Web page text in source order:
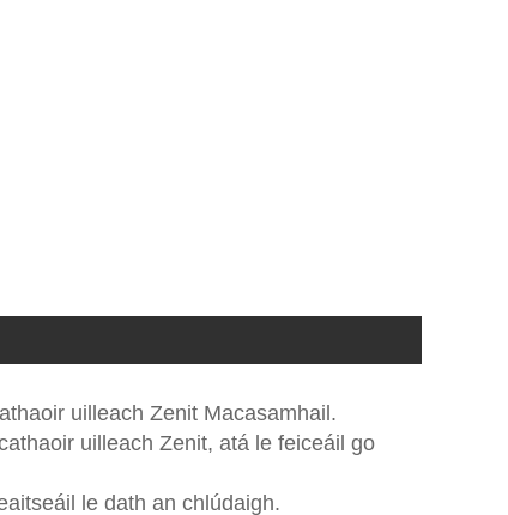
uilleach Zenit Macasamhail.
uilleach Zenit, atá le feiceáil go
le dath an chlúdaigh.